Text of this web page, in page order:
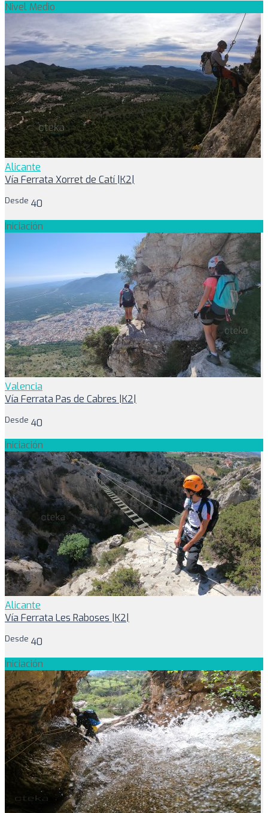
Nivel Medio
Alicante
Vía Ferrata Xorret de Catí |K2|
Desde 40
Iniciación
Valencia
Vía Ferrata Pas de Cabres |K2|
Desde 40
Iniciación
Alicante
Vía Ferrata Les Raboses |K2|
Desde 40
Iniciación